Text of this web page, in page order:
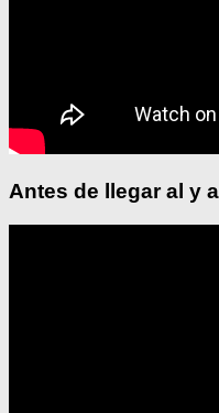
Antes de llegar al y